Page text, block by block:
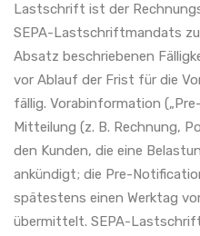
Lastschrift ist der
SEPA-Lastschriftmandats
Absatz beschriebenen
vor Ablauf der Frist für die
fällig. Vorabinformation
Mitteilung (z. B. Rechnung,
den Kunden, die eine
ankündigt; die Pre-
spätestens einen Werktag
übermittelt. SEPA-